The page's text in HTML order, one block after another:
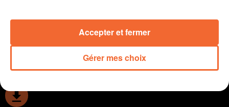
ils pouvoir suivre ? C'est toute la question.
0:00 12 min 56 sec
Gérer mes choix
Accepter et fermer